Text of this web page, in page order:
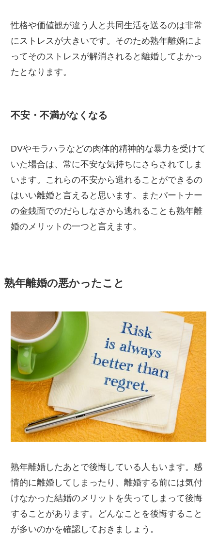
性格や価値観が違う人と共同生活を送るのは非常
にストレスが大きいです。そのため熟年離婚によ
ってそのストレスが解消されると離婚してよかっ
たとなります。
不安・不満がなくなる
DVやモラハラなどの肉体的精神的な暴力を受けて
いた場合は、常に不安な気持ちにさらされてしま
います。これらの不安から逃れることができるの
はいい離婚と言えると思います。またパートナー
の金銭面でのだらしなさから逃れることも熟年離
婚のメリットの一つと言えます。
熟年離婚の悪かったこと
熟年離婚したあとで後悔している人もいます。感
情的に離婚してしまったり、離婚する前には気付
けなかった結婚のメリットを失ってしまって後悔
することがあります。どんなことを後悔すること
が多いのかを確認しておきましょう。